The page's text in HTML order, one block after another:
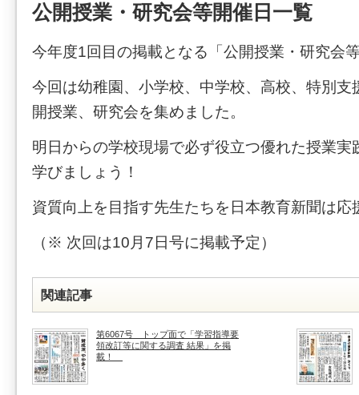
公開授業・研究会等開催日一覧
今年度1回目の掲載となる「公開授業・研究会
今回は幼稚園、小学校、中学校、高校、特別支
開授業、研究会を集めました。
明日からの学校現場で必ず役立つ優れた授業実
学びましょう！
資質向上を目指す先生たちを日本教育新聞は応
（※ 次回は10月7日号に掲載予定）
関連記事
第6067号 トップ面で「学習指導要
領改訂等に関する調査 結果」を掲
載！